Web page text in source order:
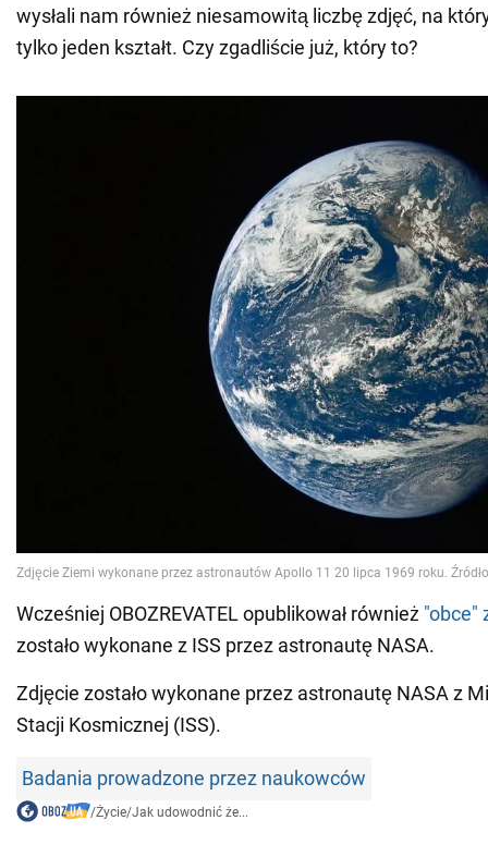
wysłali nam również niesamowitą liczbę zdjęć, na
tylko jeden kształt. Czy zgadliście już, który to?
Wcześniej OBOZREVATEL opublikował również "obce"
zostało wykonane z ISS przez astronautę NASA.
Zdjęcie zostało wykonane przez astronautę NASA z
Stacji Kosmicznej (ISS).
Badania prowadzone przez naukowców
/Życie/Jak udowodnić że...